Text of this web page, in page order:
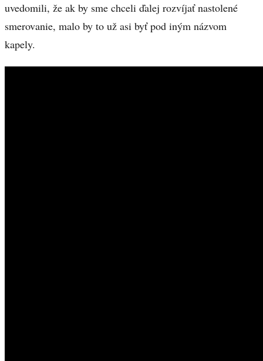
uvedomili, že ak by sme chceli ďalej rozvíjať nastolené
smerovanie, malo by to už asi byť pod iným názvom
kapely.